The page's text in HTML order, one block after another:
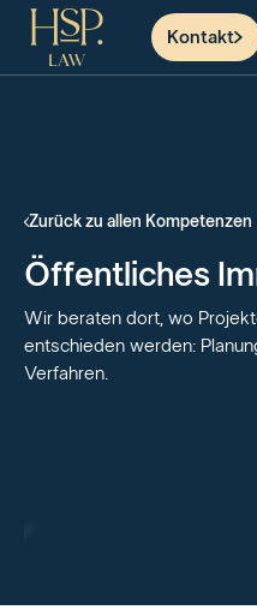
Kontakt
Zurück zu allen Kompetenzen
Öffentliches
Wir beraten dort, wo
entschieden werden:
Verfahren.